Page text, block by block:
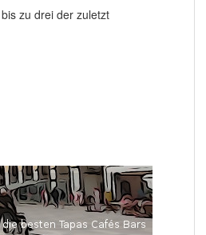
zu drei der zuletzt